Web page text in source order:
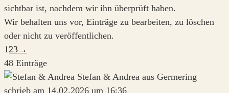
sichtbar ist, nachdem wir ihn überprüft haben.
Wir behalten uns vor, Einträge zu bearbeiten, zu löschen
oder nicht zu veröffentlichen.
Navigation
der
Gästebuchliste
123→
48 Einträge
Stefan & Andrea aus Germering
schrieb am 14.02.2026 um 16:36